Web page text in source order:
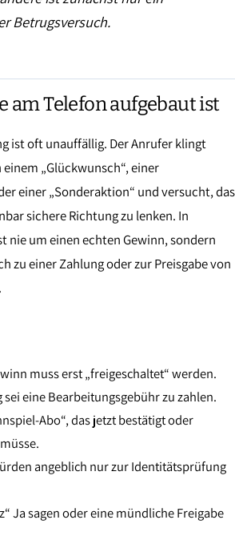
Betrugsversuch.
am Telefon aufgebaut ist
ist oft unauffällig. Der Anrufer klingt
„Glückwunsch“, einer
einer „Sonderaktion“ und versucht, das
sichere Richtung zu lenken. In
nie um einen echten Gewinn, sondern
zu einer Zahlung oder zur Preisgabe von
muss erst „freigeschaltet“ werden.
sei eine Bearbeitungsgebühr zu zahlen.
Abo“, das jetzt bestätigt oder
angeblich nur zur Identitätsprüfung
Ja sagen oder eine mündliche Freigabe